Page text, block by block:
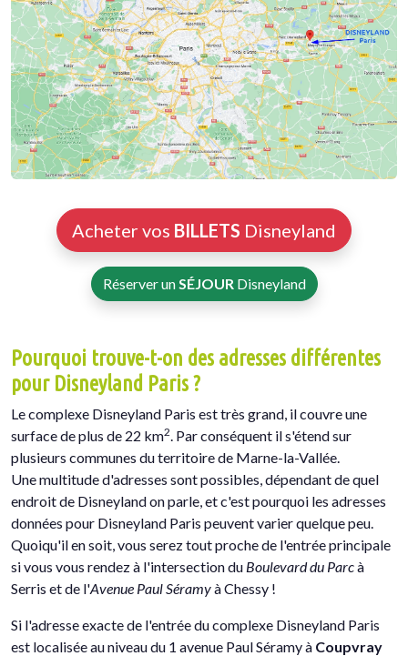
Acheter vos BILLETS Disneyland
Réserver unSÉJOURDisneyland
Pourquoi trouve-t-on des adresses différentes
pour Disneyland Paris ?
Le complexe Disneyland Paris est très grand, il couvre une
surface de plus de 22 km2. Par conséquent il s'étend sur
plusieurs communes du territoire de Marne-la-Vallée.
Une multitude d'adresses sont possibles, dépendant de quel
endroit de Disneyland on parle, et c'est pourquoi les adresses
données pour Disneyland Paris peuvent varier quelque peu.
Quoiqu'il en soit, vous serez tout proche de l'entrée principale
si vous vous rendez à l'intersection du Boulevard du Parcà
Serris et de l'Avenue Paul Séramyà Chessy !
Si l'adresse exacte de l'entrée du complexe Disneyland Paris
est localisée au niveau du 1 avenue Paul Séramy à Coupvray